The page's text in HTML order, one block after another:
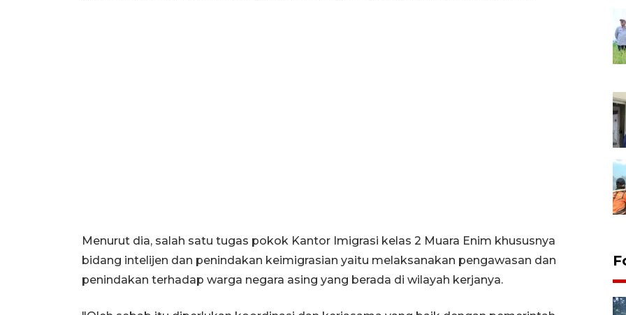
Menurut dia, salah satu tugas pokok Kantor Imigrasi kelas 2 Muara Enim khususnya
bidang intelijen dan penindakan keimigrasian yaitu melaksanakan pengawasan dan
penindakan terhadap warga negara asing yang berada di wilayah kerjanya.